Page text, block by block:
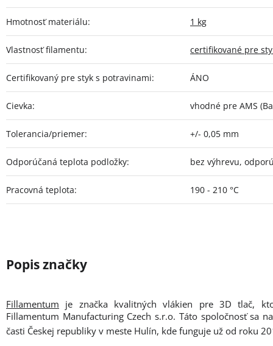
Hmotnosť materiálu: 1 kg
Vlastnosť filamentu: certifikované pre
Certifikovaný pre styk s potravinami: ÁNO
Cievka: vhodné pre AMS
Tolerancia/priemer: +/- 0,05 mm
Odporúčaná teplota podložky: bez výhrevu,
Pracovná teplota: 190 - 210 °C
Fillamentum je značka kvalitných vlákien pre 3D tlač,
Fillamentum Manufacturing Czech s.r.o. Táto spoločnosť sa
časti Českej republiky v meste Hulín, kde funguje už od roku